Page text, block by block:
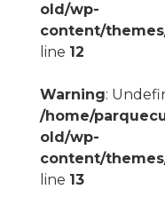
old/wp-
content/
line 12
Warning:
/home/
old/wp-
content/
line 13